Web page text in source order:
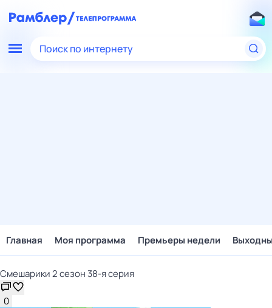
Поиск по интернету
Главная Моя программа Премьеры недели
Смешарики 2 сезон 38-я серия
0